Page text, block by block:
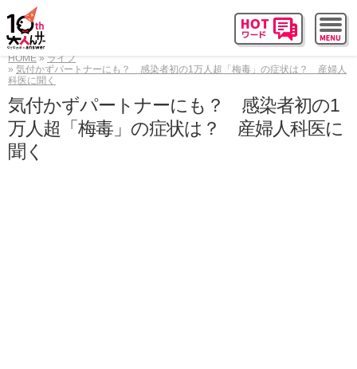
HOME
ライフ
気付かずパートナーにも？ 感染者初の1万人超「梅毒」の症状は？ 産婦人
科医に聞く
気付かずパートナーにも？ 感染者初の1
万人超「梅毒」の症状は？ 産婦人科医に
聞く